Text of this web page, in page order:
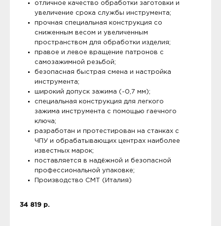
отличное качество обработки заготовки и
увеличение срока службы инструмента;
прочная специальная конструкция со
сниженным весом и увеличенным
пространством для обработки изделия;
правое и левое вращение патронов с
самозажимной резьбой;
безопасная быстрая смена и настройка
инструмента;
широкий допуск зажима (-0,7 мм);
специальная конструкция для легкого
зажима инструмента с помощью гаечного
ключа;
разработан и протестирован на станках с
ЧПУ и обрабатывающих центрах наиболее
известных марок;
поставляется в надёжной и безопасной
профессиональной упаковке;
Производство CMT (Италия)
34 819 р.